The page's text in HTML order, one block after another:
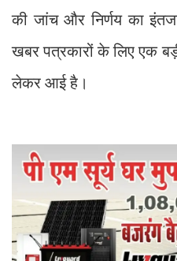
की जांच और निर्णय का
खबर पत्रकारों के लिए एक
लेकर आई है।